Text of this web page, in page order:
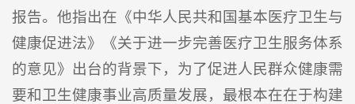
报告。他指出在《中华人民共和国基本医疗卫生与
健康促进法》《关于进一步完善医疗卫生服务体系
的意见》出台的背景下，为了促进人民群众健康需
要和卫生健康事业高质量发展，最根本在在于构建